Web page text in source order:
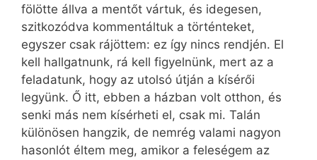
fölötte állva a mentőt vártuk, és idegesen,
szitkozódva kommentáltuk a történteket,
egyszer csak rájöttem: ez így nincs rendjén. El
kell hallgatnunk, rá kell figyelnünk, mert az a
feladatunk, hogy az utolsó útján a kísérői
legyünk. Ő itt, ebben a házban volt otthon, és
senki más nem kísérheti el, csak mi. Talán
különösen hangzik, de nemrég valami nagyon
hasonlót éltem meg, amikor a feleségem az